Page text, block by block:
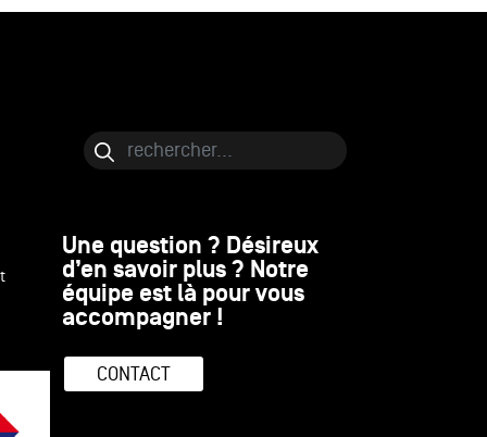
Une question ? Désireux
d’en savoir plus ? Notre
équipe est là pour vous
accompagner !
CONTACT